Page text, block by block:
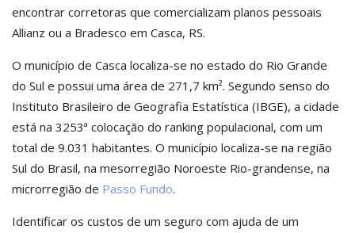
encontrar corretoras que comercializam planos pessoais
Allianz ou a Bradesco em Casca, RS.
O município de Casca localiza-se no estado do Rio Grande
do Sul e possui uma área de 271,7 km². Segundo senso do
Instituto Brasileiro de Geografia Estatística (IBGE), a cidade
está na 3253ª colocação do ranking populacional, com um
total de 9.031 habitantes. O município localiza-se na região
Sul do Brasil, na mesorregião Noroeste Rio-grandense, na
microrregião de Passo Fundo.
Identificar os custos de um seguro com ajuda de um